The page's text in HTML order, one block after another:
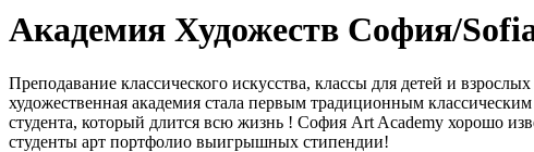
Академия Художеств София/
Преподавание классического искусства, классы для детей и
художественная академия стала первым традиционным
студента, который длится всю жизнь ! София Art Academy хорошо
студенты арт портфолио выигрышных стипендии!